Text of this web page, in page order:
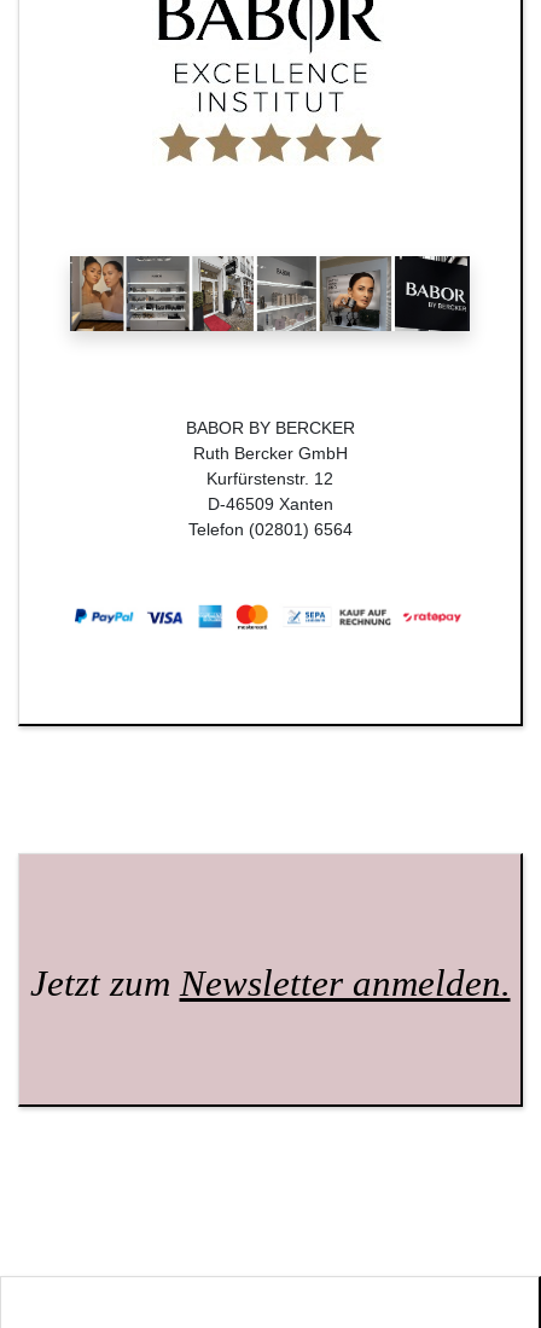
BABOR BY BERCKER
Ruth Bercker GmbH
Kurfürstenstr. 12
D-46509 Xanten
Telefon (02801) 6564
Jetzt zumNewsletter anmelden.